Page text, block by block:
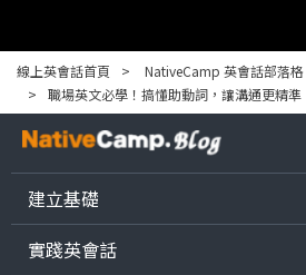
線上英會話首頁 NativeCamp 英會話部落格
職場英文必學！搞懂助動詞，讓溝通更精準
建立基礎
實踐英會話